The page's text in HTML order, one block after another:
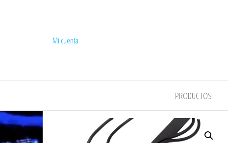
COMPEL
Mi cuenta
PRODUCTOS